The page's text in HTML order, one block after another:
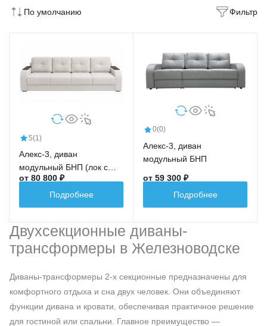
По умолчанию Фильтр
5(1)
Алекс-3, диван
модульный БНП (лок с
накл. МДФ+кр+див+кр+лок
с накл. МДФ)
от 80 800 ₽
Подробнее
0(0)
Алекс-3, диван
модульный БНП
от 59 300 ₽
Подробнее
Двухсекционные диваны-
трансформеры в Железноводске
Диваны-трансформеры 2-х секционные предназначены для
комфортного отдыха и сна двух человек. Они объединяют
функции дивана и кровати, обеспечивая практичное решение
для гостиной или спальни. Главное преимущество —